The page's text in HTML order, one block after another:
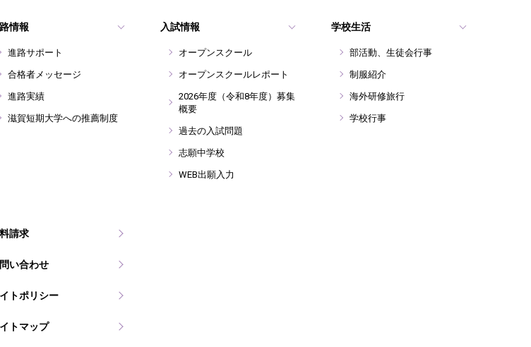
情報
進路サポート
合格者メッセージ
進路実績
滋賀短期大学への推薦制度
入試情報
オープンスクール
オープンスクールレポート
2026年度（令和8年度）募集
概要
過去の入試問題
志願中学校
WEB出願入力
学校生活
部活動、生徒会行事
制服紹介
海外研修旅行
学校行事
請求
い合わせ
トポリシー
トマップ